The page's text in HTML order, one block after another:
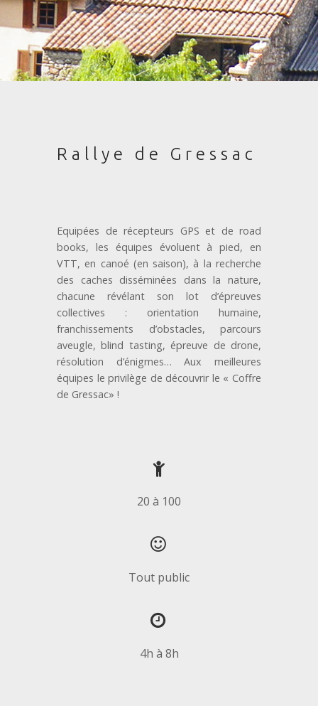
Rallye de Gressac
Equipées de récepteurs GPS et de road
books, les équipes évoluent à pied, en
VTT, en canoé (en saison), à la recherche
des caches disséminées dans la nature,
chacune révélant son lot d’épreuves
collectives : orientation humaine,
franchissements d’obstacles, parcours
aveugle, blind tasting, épreuve de drone,
résolution d’énigmes… Aux meilleures
équipes le privilège de découvrir le « Coffre
de Gressac» !
20 à 100
Tout public
4h à 8h